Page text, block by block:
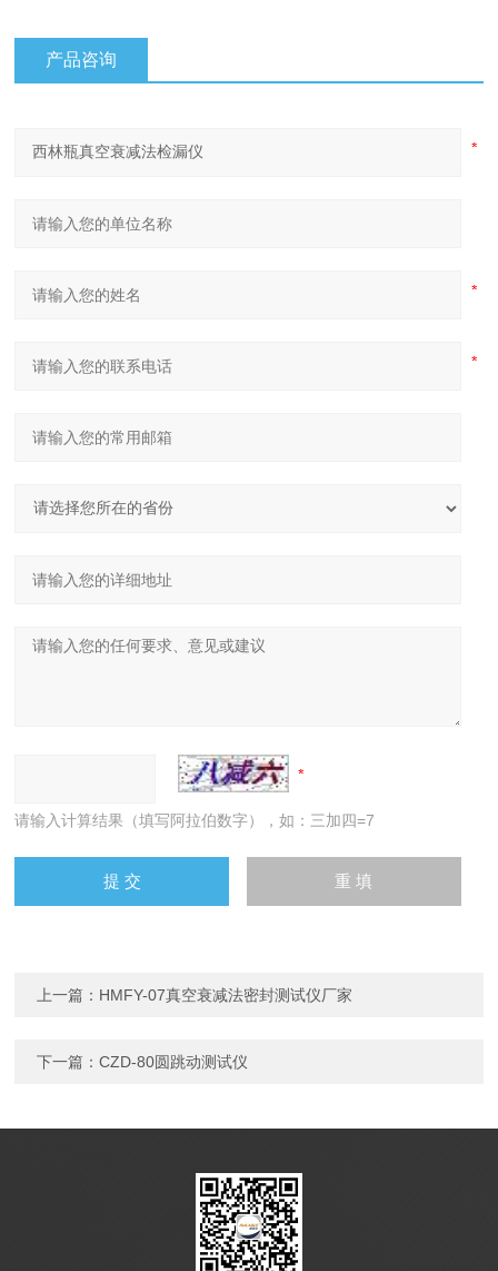
产品咨询
请输入计算结果（填写阿拉伯数字），如：三加四=7
上一篇： HMFY-07真空衰减法密封测试仪厂家
下一篇：CZD-80圆跳动测试仪